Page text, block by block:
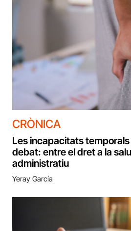
CRÒNICA
Les incapacitats
debat: entre el dret a la
administratiu
Yeray García